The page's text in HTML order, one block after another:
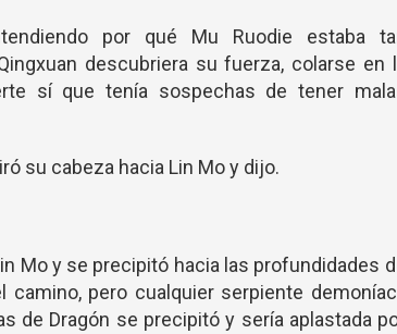
por qué Mu Ruodie estaba
descubriera su fuerza, colarse en
sí que tenía sospechas de tener
su cabeza hacia Lin Mo y dijo.
Mo y se precipitó hacia las profundidades
camino, pero cualquier serpiente
de Dragón se precipitó y sería aplastada